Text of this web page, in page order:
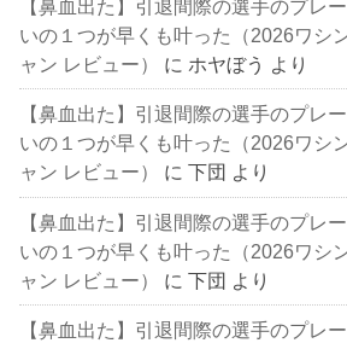
【鼻血出た】引退間際の選手のプレ
いの１つが早くも叶った（2026ワシ
ャン レビュー）
に ホヤぼう より
【鼻血出た】引退間際の選手のプレ
いの１つが早くも叶った（2026ワシ
ャン レビュー）
に下団 より
【鼻血出た】引退間際の選手のプレ
いの１つが早くも叶った（2026ワシ
ャン レビュー）
に下団 より
【鼻血出た】引退間際の選手のプレ